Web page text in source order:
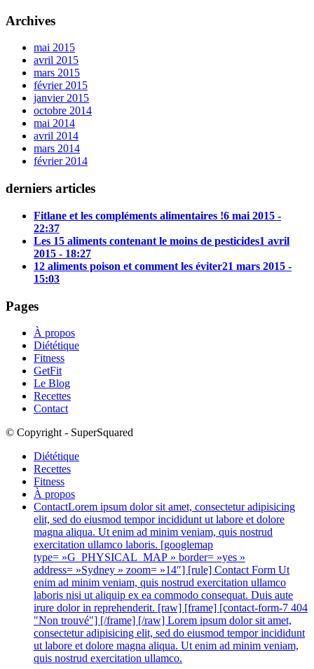
Archives
mai 2015
avril 2015
mars 2015
février 2015
janvier 2015
octobre 2014
mai 2014
avril 2014
mars 2014
février 2014
derniers articles
Fitlane et les compléments alimentaires !6 mai 2015 -
22:37
Les 15 aliments contenant le moins de pesticides1 avril
2015 - 18:27
12 aliments poison et comment les éviter21 mars 2015 -
15:03
Pages
À propos
Diététique
Fitness
GetFit
Le Blog
Recettes
Contact
© Copyright - SuperSquared
Diététique
Recettes
Fitness
À propos
ContactLorem ipsum dolor sit amet, consectetur adipisicing
elit, sed do eiusmod tempor incididunt ut labore et dolore
magna aliqua. Ut enim ad minim veniam, quis nostrud
exercitation ullamco laboris. [googlemap
type= »G_PHYSICAL_MAP » border= »yes »
address= »Sydney » zoom= »14″] [rule] Contact Form Ut
enim ad minim veniam, quis nostrud exercitation ullamco
laboris nisi ut aliquip ex ea commodo consequat. Duis aute
irure dolor in reprehenderit. [raw] [frame] [contact-form-7 404
"Non trouvé"] [/frame] [/raw] Lorem ipsum dolor sit amet,
consectetur adipisicing elit, sed do eiusmod tempor incididunt
ut labore et dolore magna aliqua. Ut enim ad minim veniam,
quis nostrud exercitation ullamco.